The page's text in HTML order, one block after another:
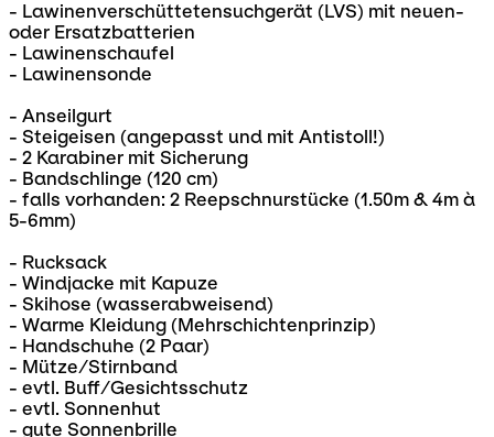
- Lawinenverschüttetensuchgerät (LVS) mit neuen-
oder Ersatzbatterien
- Lawinenschaufel
- Lawinensonde
- Anseilgurt
- Steigeisen (angepasst und mit Antistoll!)
- 2 Karabiner mit Sicherung
- Bandschlinge (120 cm)
- falls vorhanden: 2 Reepschnurstücke (1.50m & 4m à
5-6mm)
- Rucksack
- Windjacke mit Kapuze
- Skihose (wasserabweisend)
- Warme Kleidung (Mehrschichtenprinzip)
- Handschuhe (2 Paar)
- Mütze/Stirnband
- evtl. Buff/Gesichtsschutz
- evtl. Sonnenhut
- gute Sonnenbrille